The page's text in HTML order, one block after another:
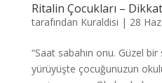
Ritalin Çocukları –
tarafından Kuraldisi | 28
“Saat sabahın onu. Güzel bir
yürüyüşte çocuğunuzun